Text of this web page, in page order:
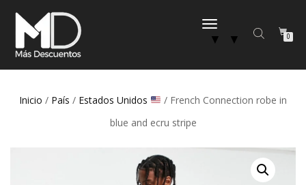
CAMBIAR
NAVEGACIÓN
▼ ▼ 0
Inicio / País / Estados Unidos
/ French Connection robe in
blue and ecru stripe